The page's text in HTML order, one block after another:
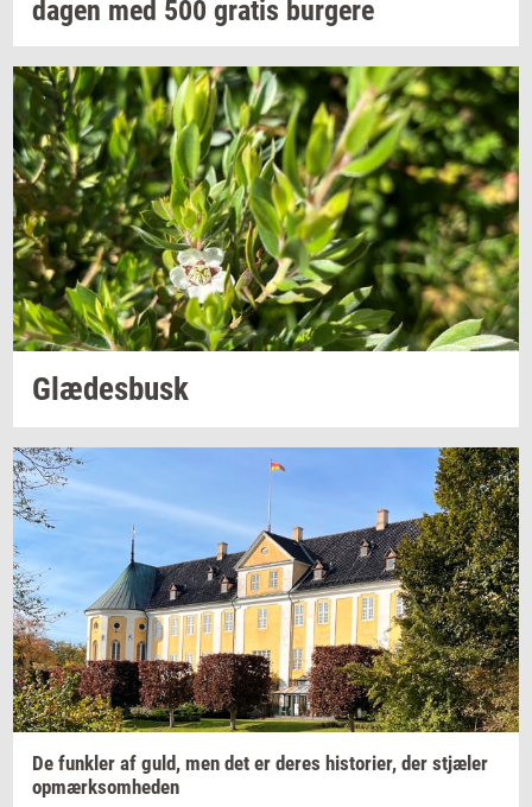
dagen med 500 gra­tis bur­ge­re
Glæ­des­busk
De funk­ler af guld, men det er deres hi­sto­ri­er, der stjæ­ler
op­mærk­som­he­den